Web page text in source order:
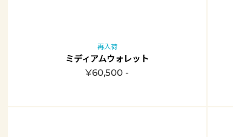
再入荷
ミディアムウォレット
¥60,500 -